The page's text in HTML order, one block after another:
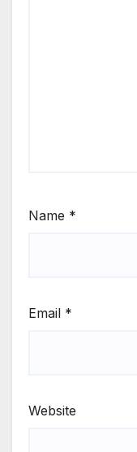
Name *
Email *
Website